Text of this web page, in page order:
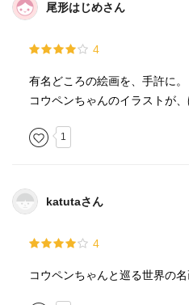
尾形はじめさん
4
有名どころの絵画を、手許に。
コウペンちゃんのイラストが、
1
katutaさん
4
コウペンちゃんと巡る世界の